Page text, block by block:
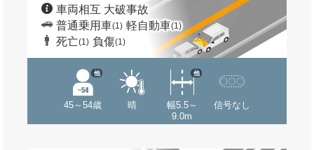
車両相互 大破事故
普通乗用車(1) 軽自動車(1)
死亡(1) 負傷(1)
45～54歳
他
晴
幅5.5～
9.0m
他
信号なし